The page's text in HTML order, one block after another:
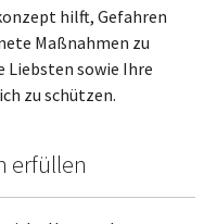
hilft, Gefahren
Maßnahmen zu
Liebsten sowie Ihre
zu schützen.
erfüllen